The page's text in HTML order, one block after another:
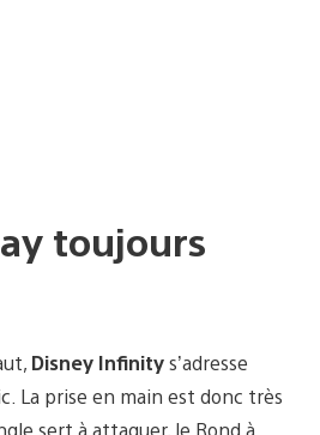
toujours
Disney Infinitys’adresse
La prise en main est donc très
sert à attaquer, le Rond à